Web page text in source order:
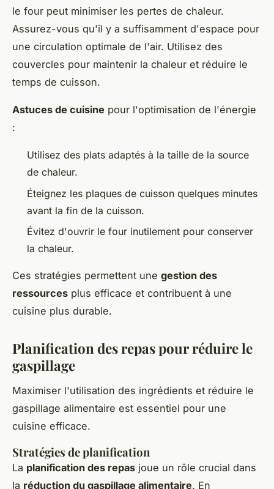
le four peut minimiser les pertes de chaleur.
Assurez-vous qu'il y a suffisamment d'espace pour
une circulation optimale de l'air. Utilisez des
couvercles pour maintenir la chaleur et réduire le
temps de cuisson.
Astuces de cuisine pour l'optimisation de l'énergie
:
Utilisez des plats adaptés à la taille de la source
de chaleur.
Éteignez les plaques de cuisson quelques minutes
avant la fin de la cuisson.
Évitez d'ouvrir le four inutilement pour conserver
la chaleur.
Ces stratégies permettent une gestion des
ressources plus efficace et contribuent à une
cuisine plus durable.
Planification des repas pour réduire le
gaspillage
Maximiser l'utilisation des ingrédients et réduire le
gaspillage alimentaire est essentiel pour une
cuisine efficace.
Stratégies de planification
La planification des repas joue un rôle crucial dans
la réduction du gaspillage alimentaire. En